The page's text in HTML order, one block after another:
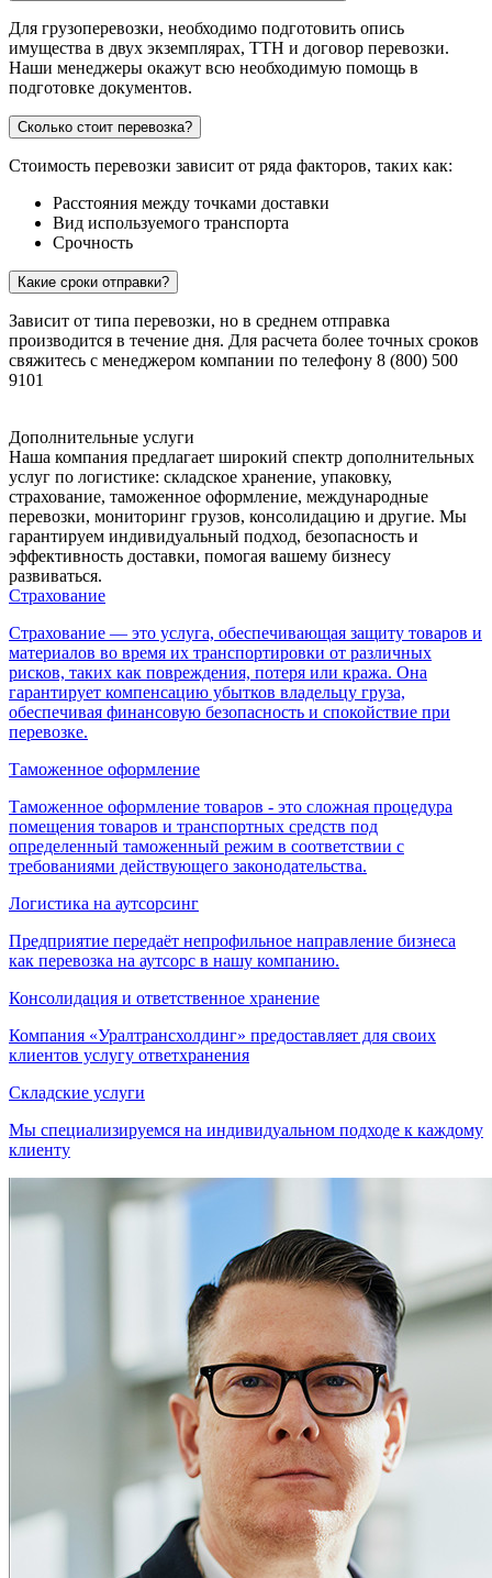
Для грузоперевозки, необходимо подготовить опись
имущества в двух экземплярах, ТТН и договор перевозки.
Наши менеджеры окажут всю необходимую помощь в
подготовке документов.
Сколько стоит перевозка?
Стоимость перевозки зависит от ряда факторов, таких как:
Расстояния между точками доставки
Вид используемого транспорта
Срочность
Какие сроки отправки?
Зависит от типа перевозки, но в среднем отправка
производится в течение дня. Для расчета более точных сроков
свяжитесь с менеджером компании по телефону 8 (800) 500
9101
Дополнительные услуги
Наша компания предлагает широкий спектр дополнительных
услуг по логистике: складское хранение, упаковку,
страхование, таможенное оформление, международные
перевозки, мониторинг грузов, консолидацию и другие. Мы
гарантируем индивидуальный подход, безопасность и
эффективность доставки, помогая вашему бизнесу
развиваться.
Страхование
Страхование — это услуга, обеспечивающая защиту товаров и
материалов во время их транспортировки от различных
рисков, таких как повреждения, потеря или кража. Она
гарантирует компенсацию убытков владельцу груза,
обеспечивая финансовую безопасность и спокойствие при
перевозке.
Таможенное оформление
Таможенное оформление товаров - это сложная процедура
помещения товаров и транспортных средств под
определенный таможенный режим в соответствии с
требованиями действующего законодательства.
Логистика на аутсорсинг
Предприятие передаёт непрофильное направление бизнеса
как перевозка на аутсорс в нашу компанию.
Консолидация и ответственное хранение
Компания «Уралтрансхолдинг» предоставляет для своих
клиентов услугу ответхранения
Складские услуги
Мы специализируемся на индивидуальном подходе к каждому
клиенту